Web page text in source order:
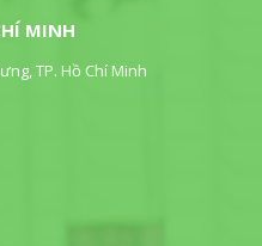
MINH
TP. Hồ Chí Minh